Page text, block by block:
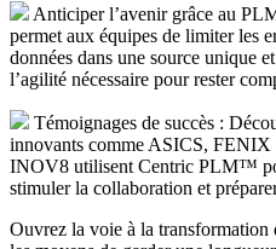
Anticiper l’avenir grâce au
permet aux équipes de limiter les
données dans une source unique
l’agilité nécessaire pour rester
Témoignages de succès :
innovants comme ASICS,
INOV8 utilisent Centric PLM™
stimuler la collaboration et
Ouvrez la voie à la